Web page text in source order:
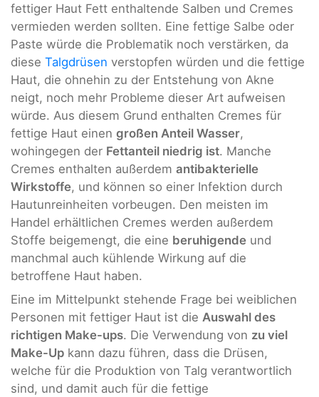
fettiger Haut Fett enthaltende Salben und Cremes
vermieden werden sollten. Eine fettige Salbe oder
Paste würde die Problematik noch verstärken, da
diese Talgdrüsen verstopfen würden und die fettige
Haut, die ohnehin zu der Entstehung von Akne
neigt, noch mehr Probleme dieser Art aufweisen
würde. Aus diesem Grund enthalten Cremes für
fettige Haut einen großen Anteil Wasser,
wohingegen der Fettanteil niedrig ist. Manche
Cremes enthalten außerdem antibakterielle
Wirkstoffe, und können so einer Infektion durch
Hautunreinheiten vorbeugen. Den meisten im
Handel erhältlichen Cremes werden außerdem
Stoffe beigemengt, die eine beruhigende und
manchmal auch kühlende Wirkung auf die
betroffene Haut haben.
Eine im Mittelpunkt stehende Frage bei weiblichen
Personen mit fettiger Haut ist die Auswahl des
richtigen Make-ups. Die Verwendung von zu viel
Make-Up kann dazu führen, dass die Drüsen,
welche für die Produktion von Talg verantwortlich
sind, und damit auch für die fettige